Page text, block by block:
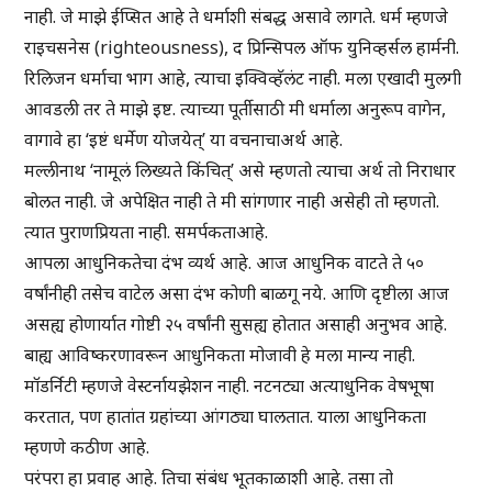
नाही. जे माझे ईप्सित आहे ते धर्माशी संबद्ध असावे लागते. धर्म म्हणजे
राइचसनेस (righteousness), द प्रिन्सिपल ऑफ युनिव्हर्सल हार्मनी.
रिलिजन धर्माचा भाग आहे, त्याचा इक्विव्हॅलंट नाही. मला एखादी मुलगी
आवडली तर ते माझे इष्ट. त्याच्या पूर्तीसाठी मी धर्माला अनुरूप वागेन,
वागावे हा ‘इष्टं धर्मेण योजयेत्’ या वचनाचाअर्थ आहे.
मल्लीनाथ ‘नामूलं लिख्यते किंचित्’ असे म्हणतो त्याचा अर्थ तो निराधार
बोलत नाही. जे अपेक्षित नाही ते मी सांगणार नाही असेही तो म्हणतो.
त्यात पुराणप्रियता नाही. समर्पकताआहे.
आपला आधुनिकतेचा दंभ व्यर्थ आहे. आज आधुनिक वाटते ते ५०
वर्षांनीही तसेच वाटेल असा दंभ कोणी बाळगू नये. आणि दृष्टीला आज
असह्य होणार्यात गोष्टी २५ वर्षांनी सुसह्य होतात असाही अनुभव आहे.
बाह्य आविष्करणावरून आधुनिकता मोजावी हे मला मान्य नाही.
मॉडर्निटी म्हणजे वेस्टर्नायझेशन नाही. नटनट्या अत्याधुनिक वेषभूषा
करतात, पण हातांत ग्रहांच्या आंगठ्या घालतात. याला आधुनिकता
म्हणणे कठीण आहे.
परंपरा हा प्रवाह आहे. तिचा संबंध भूतकाळाशी आहे. तसा तो